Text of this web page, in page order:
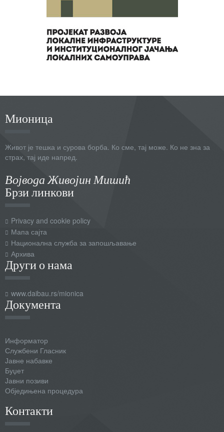
Мионица
Живот је тешка и сурова борба. Ко сме, тај може. Ко не зна за
страх, тај иде напред.
Војвода Живојин Мишић
Брзи линкови
Privacy and cookie policy
Мапа сајта
Национална служба за запошљавање
Архива
Други о нама
www.daibau.rs/mionica
Документа
Информатор
Службени Гласник
Јавне набавке
Буџет
Јавни позиви
Обједињена процедура
Контакти